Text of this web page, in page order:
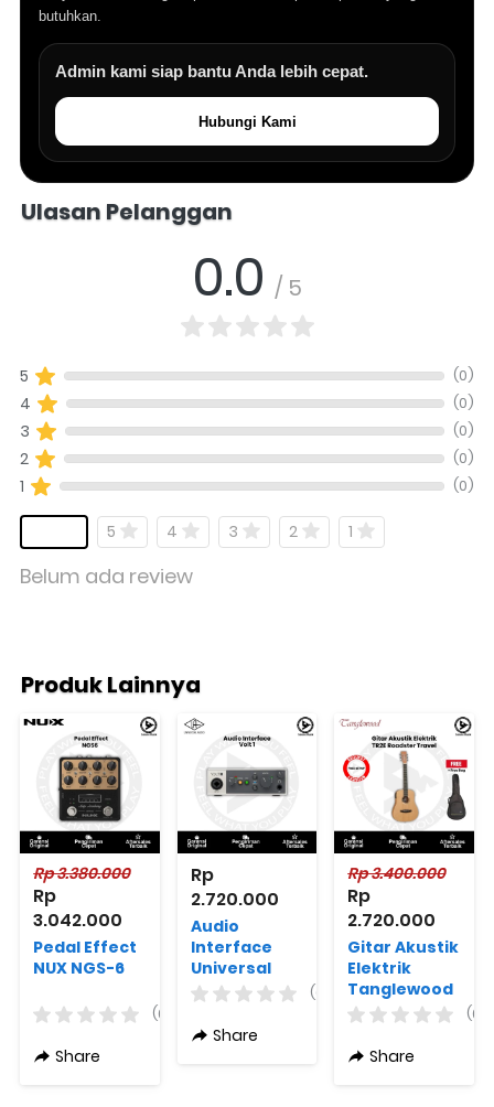
butuhkan.
Admin kami siap bantu Anda lebih cepat.
Hubungi Kami
Ulasan Pelanggan
0.0 / 5
5 (0)
4 (0)
3 (0)
2 (0)
1 (0)
5 4 3 2 1
Belum ada review
Produk Lainnya
Rp 3.380.000
Rp
3.042.000
Pedal Effect
NUX NGS-6
(0)
Share
Rp
2.720.000
Audio
Interface
Universal
Audio Volt 1
(0)
Share
Rp 3.400.000
Rp
2.720.000
Gitar Akustik
Elektrik
Tanglewood
TR2E
Travel
(0)
Share